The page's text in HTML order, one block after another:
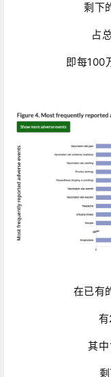
剩下
占
即每100
在已有
有
其中